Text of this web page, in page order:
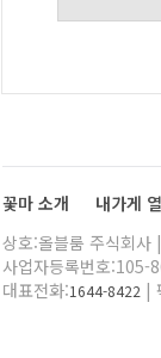
꽃마 소개 내가게
상호:올블룸 주식회
사업자등록번호:105-
대표전화:1644-8422 |